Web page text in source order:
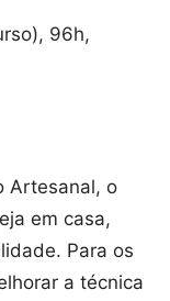
96h,
Artesanal, o
em casa,
Para os
a técnica